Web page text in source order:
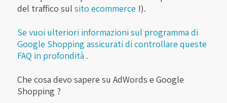
del traffico sul sito ecommerce !).
Se vuoi ulteriori informazioni sul programma di
Google Shopping assicurati di controllare queste
FAQ in profondità .
Che cosa devo sapere su AdWords e Google
Shopping ?